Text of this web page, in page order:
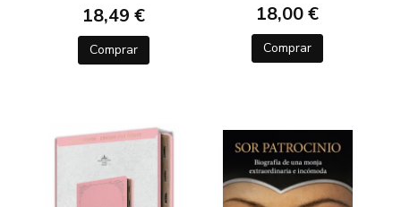
18,49 €
Comprar
18,00 €
Comprar